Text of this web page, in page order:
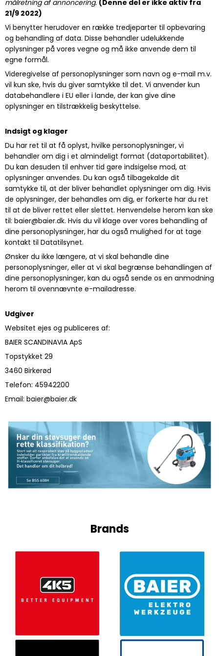
målretning af annoncering. (Denne del er ikke aktiv fra
21/9 2022)
Vi benytter herudover en række tredjeparter til opbevaring
og behandling af data. Disse behandler udelukkende
oplysninger på vores vegne og må ikke anvende dem til
egne formål.
Videregivelse af personoplysninger som navn og e-mail m.v.
vil kun ske, hvis du giver samtykke til det. Vi anvender kun
databehandlere i EU eller i lande, der kan give dine
oplysninger en tilstrækkelig beskyttelse.
Indsigt og klager
Du har ret til at få oplyst, hvilke personoplysninger, vi
behandler om dig i et almindeligt format (dataportabilitet).
Du kan desuden til enhver tid gøre indsigelse mod, at
oplysninger anvendes. Du kan også tilbagekalde dit
samtykke til, at der bliver behandlet oplysninger om dig. Hvis
de oplysninger, der behandles om dig, er forkerte har du ret
til at de bliver rettet eller slettet. Henvendelse herom kan ske
til: baier@baier.dk. Hvis du vil klage over vores behandling af
dine personoplysninger, har du også mulighed for at tage
kontakt til Datatilsynet.
Ønsker du ikke længere, at vi skal behandle dine
personoplysninger, eller at vi skal begrænse behandlingen af
dine personoplysninger, kan du også sende os en anmodning
herom til ovennævnte e-mailadresse.
Udgiver
Websitet ejes og publiceres af:
BAIER SCANDINAVIA ApS
Topstykket 29
3460 Birkerød
Telefon: 45942200
Email: baier@baier.dk
Brands